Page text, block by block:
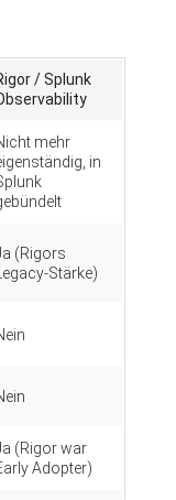
/ Splunk
mehr
in
(Rigors
Legacy-Stärke)
(Rigor war
Adopter)